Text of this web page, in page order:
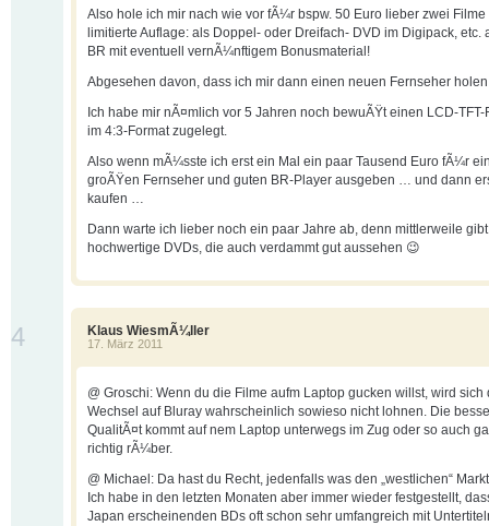
Also hole ich mir nach wie vor fÃ¼r bspw. 50 Euro lieber zwei Filme
limitierte Auflage: als Doppel- oder Dreifach- DVD im Digipack, etc.
BR mit eventuell vernÃ¼nftigem Bonusmaterial!
Abgesehen davon, dass ich mir dann einen neuen Fernseher
Ich habe mir nÃ¤mlich vor 5 Jahren noch bewuÃŸt einen LCD-
im 4:3-Format zugelegt.
Also wenn mÃ¼sste ich erst ein Mal ein paar Tausend Euro fÃ¼r
groÃŸen Fernseher und guten BR-Player ausgeben … und dann
kaufen …
Dann warte ich lieber noch ein paar Jahre ab, denn mittlerweile
hochwertige DVDs, die auch verdammt gut aussehen 😉
Klaus WiesmÃ¼ller
17. März 2011
4
@ Groschi: Wenn du die Filme aufm Laptop gucken willst, wird sich
Wechsel auf Bluray wahrscheinlich sowieso nicht lohnen. Die
QualitÃ¤t kommt auf nem Laptop unterwegs im Zug oder so auch
richtig rÃ¼ber.
@ Michael: Da hast du Recht, jedenfalls was den „westlichen“
Ich habe in den letzten Monaten aber immer wieder festgestellt,
Japan erscheinenden BDs oft schon sehr umfangreich mit